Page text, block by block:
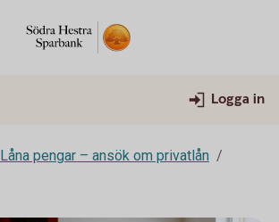
Logga in
Låna pengar – ansök om privatlån